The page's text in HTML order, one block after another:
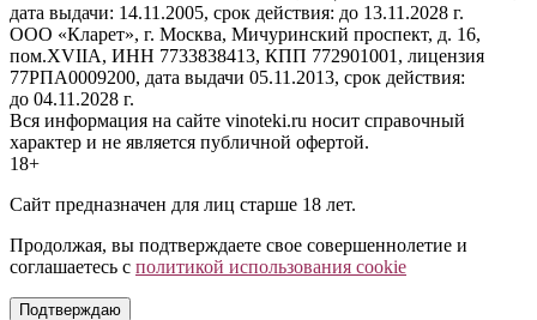
дата выдачи: 14.11.2005, срок действия: до 13.11.2028 г.
ООО «Кларет», г. Москва, Мичуринский проспект, д. 16,
пом.XVIIA, ИНН 7733838413, КПП 772901001, лицензия
77РПА0009200, дата выдачи 05.11.2013, срок действия:
до 04.11.2028 г.
Вся информация на сайте vinoteki.ru носит справочный
характер и не является публичной офертой.
18+
Сайт предназначен для лиц старше 18 лет.
Продолжая, вы подтверждаете свое совершеннолетие и
соглашаетесь с политикой использования cookie
Подтверждаю